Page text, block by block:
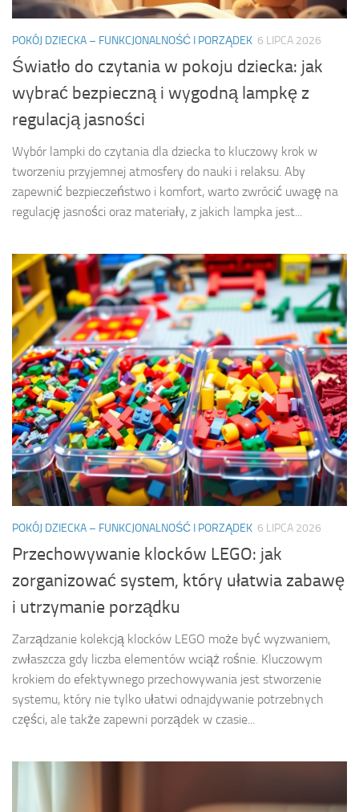
POKÓJ DZIECKA – FUNKCJONALNOŚĆ I PORZĄDEK 6 LIPCA 2026
Światło do czytania w pokoju dziecka: jak
wybrać bezpieczną i wygodną lampkę z
regulacją jasności
Wybór lampki do czytania dla dziecka to kluczowy krok w
tworzeniu przyjemnej atmosfery do nauki i relaksu. Aby
zapewnić bezpieczeństwo i komfort, warto zwrócić uwagę na
regulację jasności oraz materiały, z jakich lampka jest...
POKÓJ DZIECKA – FUNKCJONALNOŚĆ I PORZĄDEK 6 LIPCA 2026
Przechowywanie klocków LEGO: jak
zorganizować system, który ułatwia zabawę
i utrzymanie porządku
Zarządzanie kolekcją klocków LEGO może być wyzwaniem,
zwłaszcza gdy liczba elementów wciąż rośnie. Kluczowym
krokiem do efektywnego przechowywania jest stworzenie
systemu, który nie tylko ułatwi odnajdywanie potrzebnych
części, ale także zapewni porządek w czasie...